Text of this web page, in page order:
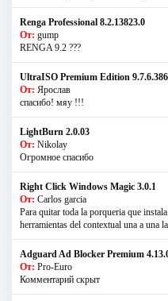
Renga Professional 8.2.13823.0
От: gump
RENGA 9.2 ???
UltraISO Premium Edition
От: Ярослав
спасибо! мяу !!!
LightBurn 2.0.03
От: Nikolay
Огромное спасибо
Right Click Windows Magic 3.0.1
От: Carlos garcia
Para quitar toda la porqueria que
herramientas del contextual una a una
Adguard Ad Blocker Premium
От: Pro-Euro
Комментарий скрыт